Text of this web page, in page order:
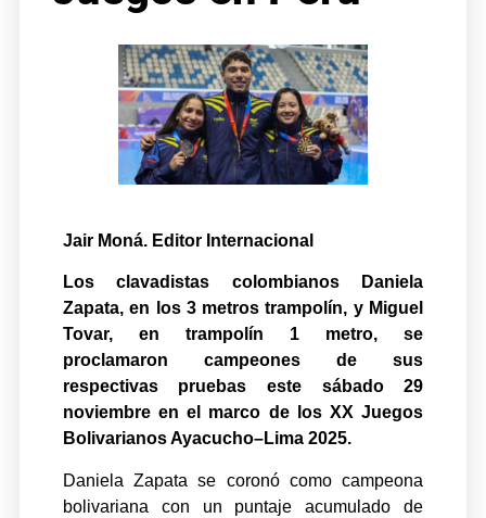
Jair Moná. Editor Internacional
Los clavadistas colombianos Daniela
Zapata, en los 3 metros trampolín, y Miguel
Tovar, en trampolín 1 metro, se
proclamaron campeones de sus
respectivas pruebas este sábado 29
noviembre en el marco de los XX Juegos
Bolivarianos Ayacucho–Lima 2025.
Daniela Zapata se coronó como campeona
bolivariana con un puntaje acumulado de